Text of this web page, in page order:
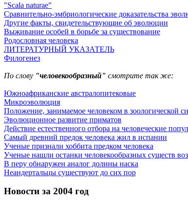
"Scala naturae"
Сравнительно-эмбриологические доказательства
Другие факты, свидетельствующие об эволюции
Выживание особей в борьбе за существование
Родословная человека
ЛИТЕРАТУРНЫЙ УКАЗАТЕЛЬ
Филогенез
По слову "человекообразный" смотрите так же:
Южноафриканские австралопитековые
Микроэволюция
Положение, занимаемое человеком в зоологической
Эволюционное развитие приматов
Действие естественного отбора на человеческие
Самый древний предок человека жил в испании
Ученые признали хоббита предком человека
Ученые нашли останки человекообразных существ
В перу обнаружен аналог долины наска
Неандертальцы существуют до сих пор
Новости за 2004 год